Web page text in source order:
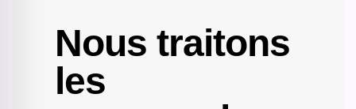
Nous traitons
les